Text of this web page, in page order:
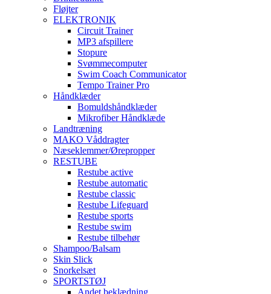
Fløjter
ELEKTRONIK
Circuit Trainer
MP3 afspillere
Stopure
Svømmecomputer
Swim Coach Communicator
Tempo Trainer Pro
Håndklæder
Bomuldshåndklæder
Mikrofiber Håndklæde
Landtræning
MAKO Våddragter
Næseklemmer/Ørepropper
RESTUBE
Restube active
Restube automatic
Restube classic
Restube Lifeguard
Restube sports
Restube swim
Restube tilbehør
Shampoo/Balsam
Skin Slick
Snorkelsæt
SPORTSTØJ